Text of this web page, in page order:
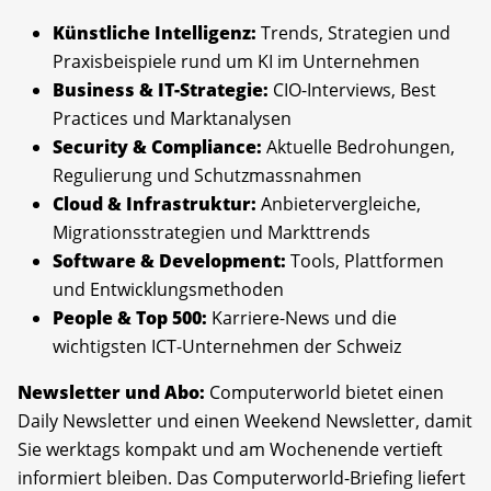
Künstliche Intelligenz: Trends, Strategien und
Praxisbeispiele rund um KI im Unternehmen
Business & IT-Strategie: CIO-Interviews, Best
Practices und Marktanalysen
Security & Compliance: Aktuelle Bedrohungen,
Regulierung und Schutzmassnahmen
Cloud & Infrastruktur: Anbietervergleiche,
Migrationsstrategien und Markttrends
Software & Development: Tools, Plattformen
und Entwicklungsmethoden
People & Top 500: Karriere-News und die
wichtigsten ICT-Unternehmen der Schweiz
Newsletter und Abo: Computerworld bietet einen
Daily Newsletter und einen Weekend Newsletter, damit
Sie werktags kompakt und am Wochenende vertieft
informiert bleiben. Das Computerworld-Briefing liefert